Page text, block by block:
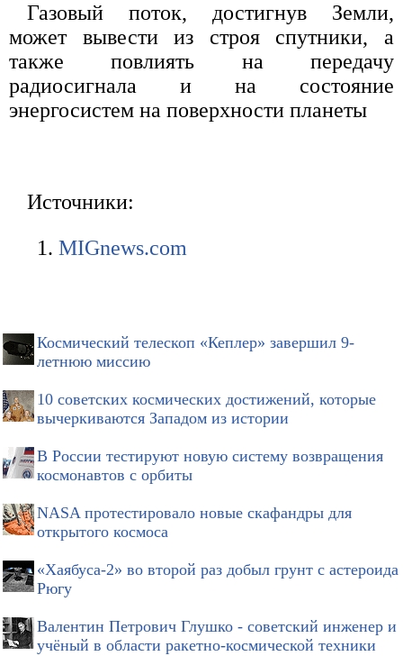
Газовый поток, достигнув Земли,
может вывести из строя спутники, а
также повлиять на передачу
радиосигнала и на состояние
энергосистем на поверхности планеты
Источники:
MIGnews.com
Космический телескоп «Кеплер» завершил 9-
летнюю миссию
10 советских космических достижений, которые
вычеркиваются Западом из истории
В России тестируют новую систему возвращения
космонавтов с орбиты
NASA протестировало новые скафандры для
открытого космоса
«Хаябуса-2» во второй раз добыл грунт с астероида
Рюгу
Валентин Петрович Глушко - советский инженер и
учёный в области ракетно-космической техники